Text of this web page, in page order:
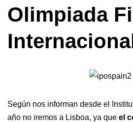
Olimpiada
Según nos informan desde el
año no iremos a Lisboa, ya que el